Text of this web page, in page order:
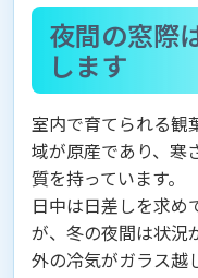
夜間の窓際
します
室内で育てられる観
域が原産であり、寒
質を持っています。
日中は日差しを求め
が、冬の夜間は状況
外の冷気がガラス越